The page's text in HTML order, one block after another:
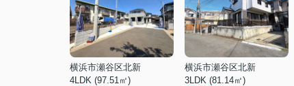
横浜市瀬谷区北新
4LDK (97.51㎡)
横浜市瀬谷区北新
3LDK (81.14㎡)